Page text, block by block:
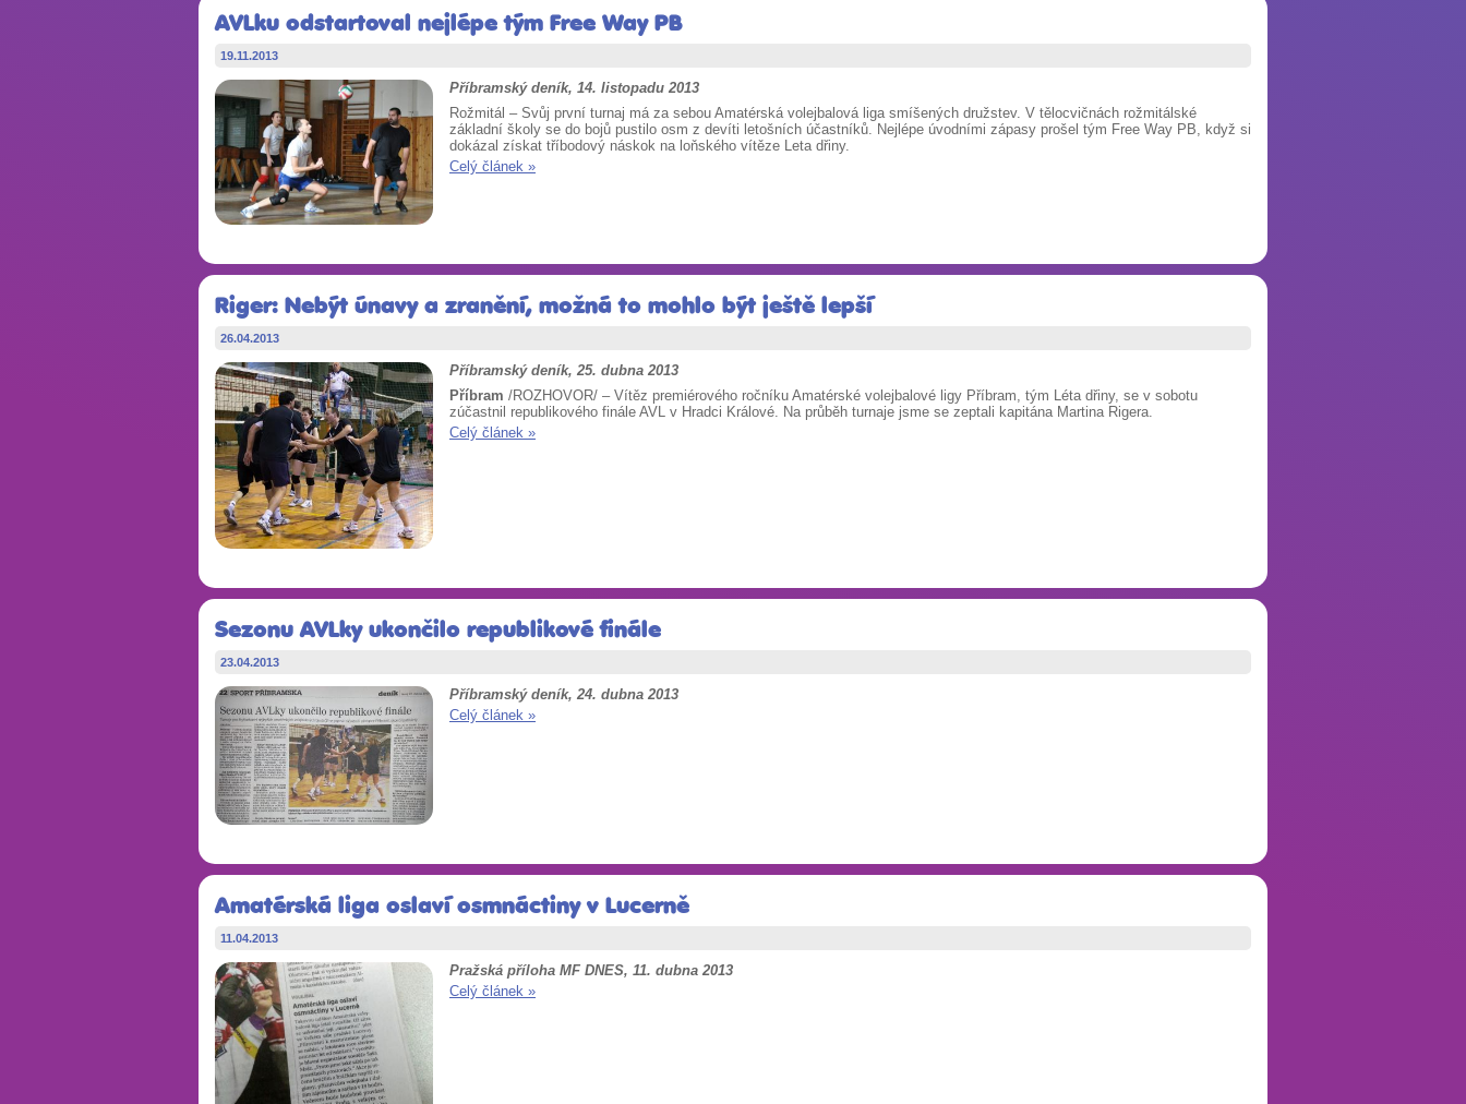
AVLku odstartoval nejlépe tým Free Way PB
19.11.2013
Příbramský deník, 14. listopadu 2013
Rožmitál – Svůj první turnaj má za sebou Amatérská volejbalová liga smíšených družstev. V tělocvičnách rožmitálské
základní školy se do bojů pustilo osm z devíti letošních účastníků. Nejlépe úvodními zápasy prošel tým Free Way PB, když si
dokázal získat tříbodový náskok na loňského vítěze Leta dřiny.
Celý článek »
Riger: Nebýt únavy a zranění, možná to mohlo být ještě lepší
26.04.2013
Příbramský deník, 25. dubna 2013
Příbram /ROZHOVOR/ – Vítěz premiérového ročníku Amatérské volejbalové ligy Příbram, tým Léta dřiny, se v sobotu
zúčastnil republikového finále AVL v Hradci Králové. Na průběh turnaje jsme se zeptali kapitána Martina Rigera.
Celý článek »
Sezonu AVLky ukončilo republikové finále
23.04.2013
Příbramský deník, 24. dubna 2013
Celý článek »
Amatérská liga oslaví osmnáctiny v Lucerně
11.04.2013
Pražská příloha MF DNES, 11. dubna 2013
Celý článek »